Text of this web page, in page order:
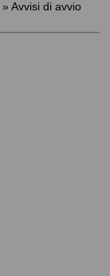
» Avvisi di avvio